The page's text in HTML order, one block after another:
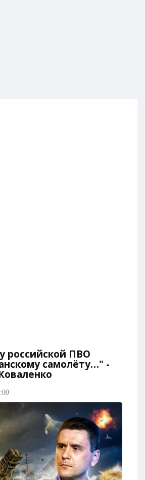
российской ПВО
самолёту…" -